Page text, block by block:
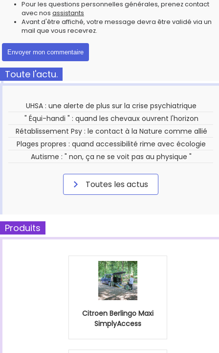
Pour les questions personnelles générales, prenez contact
avec nos assistants
Avant d'être affiché, votre message devra être validé via un
mail que vous recevrez.
Toute l'actu.
UHSA : une alerte de plus sur la crise psychiatrique
" Équi-handi " : quand les chevaux ouvrent l'horizon
Rétablissement Psy : le contact à la Nature comme allié
Plages propres : quand accessibilité rime avec écologie
Autisme : " non, ça ne se voit pas au physique "
Toutes les actus
Produits
Citroen Berlingo Maxi
SimplyAccess